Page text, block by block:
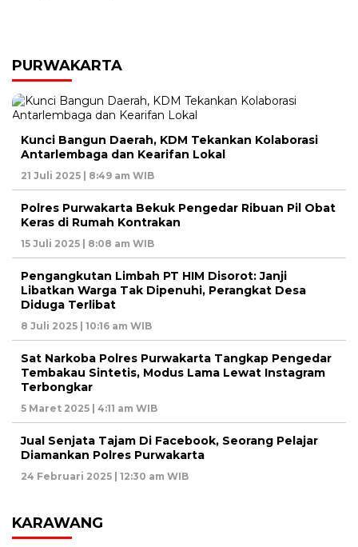
PURWAKARTA
Kunci Bangun Daerah, KDM Tekankan Kolaborasi
Antarlembaga dan Kearifan Lokal
21 Juli 2025 | 8:49 am WIB
Polres Purwakarta Bekuk Pengedar Ribuan Pil Obat
Keras di Rumah Kontrakan
15 Juli 2025 | 8:08 am WIB
Pengangkutan Limbah PT HIM Disorot: Janji
Libatkan Warga Tak Dipenuhi, Perangkat Desa
Diduga Terlibat
8 Juli 2025 | 10:16 am WIB
Sat Narkoba Polres Purwakarta Tangkap Pengedar
Tembakau Sintetis, Modus Lama Lewat Instagram
Terbongkar
5 Maret 2025 | 4:11 am WIB
Jual Senjata Tajam Di Facebook, Seorang Pelajar
Diamankan Polres Purwakarta
24 Februari 2025 | 12:30 am WIB
KARAWANG